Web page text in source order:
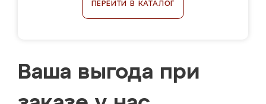
ПЕРЕЙТИ В КАТАЛОГ
Ваша выгода при